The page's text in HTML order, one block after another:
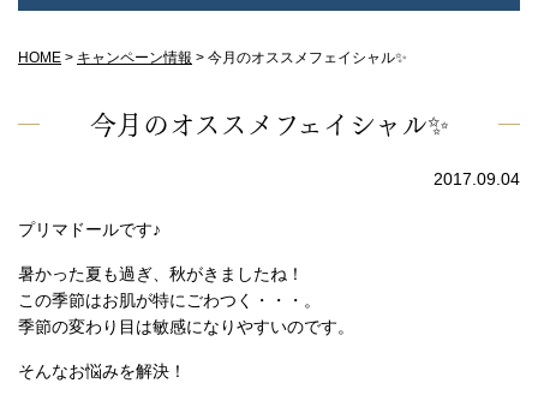
HOME > キャンペーン情報 > 今月のオススメフェイシャル✨
今月のオススメフェイシャル✨
2017.09.04
プリマドールです♪
暑かった夏も過ぎ、秋がきましたね！
この季節はお肌が特にごわつく・・・。
季節の変わり目は敏感になりやすいのです。
そんなお悩みを解決！